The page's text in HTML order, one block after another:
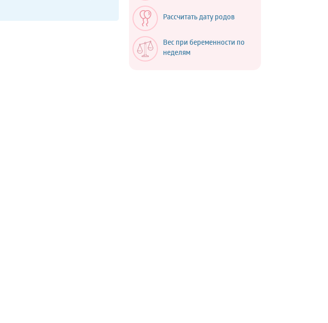
Рассчитать дату родов
Вес при беременности по
неделям